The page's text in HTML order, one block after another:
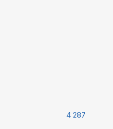
4 287